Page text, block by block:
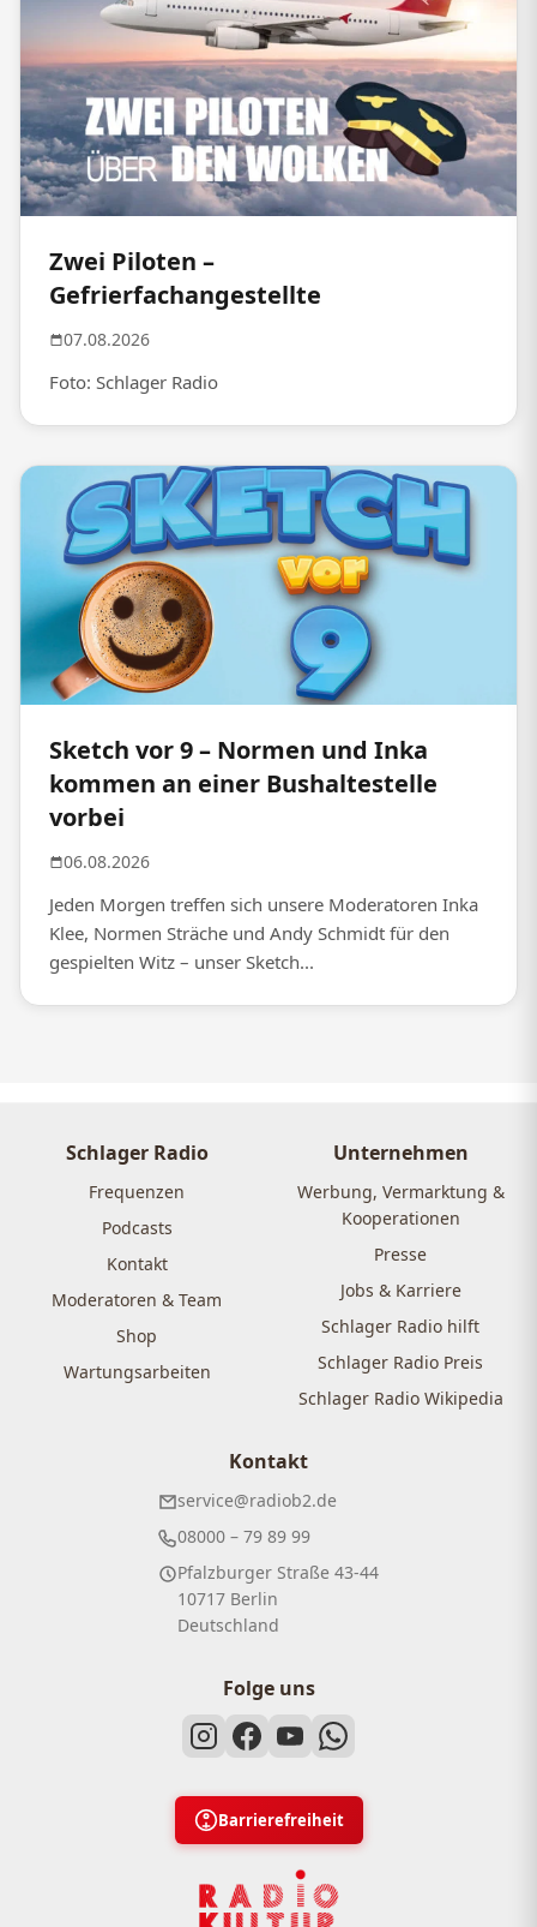
Zwei Piloten –
Gefrierfachangestellte
07.08.2026
Foto: Schlager Radio
Sketch vor 9 – Normen und Inka
kommen an einer Bushaltestelle
vorbei
06.08.2026
Jeden Morgen treffen sich unsere Moderatoren Inka
Klee, Normen Sträche und Andy Schmidt für den
gespielten Witz – unser Sketch...
Schlager Radio
Frequenzen
Podcasts
Kontakt
Moderatoren & Team
Shop
Wartungsarbeiten
Unternehmen
Werbung, Vermarktung &
Kooperationen
Presse
Jobs & Karriere
Schlager Radio hilft
Schlager Radio Preis
Schlager Radio Wikipedia
Kontakt
service@radiob2.de
08000 – 79 89 99
Pfalzburger Straße 43-44
10717 Berlin
Deutschland
Folge uns
Barrierefreiheit